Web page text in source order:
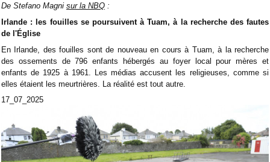
De Stefano Magni sur la NBQ :
Irlande : les fouilles se poursuivent à Tuam, à la recherche des fautes
de l'Église
En Irlande, des fouilles sont de nouveau en cours à Tuam, à la recherche
des ossements de 796 enfants hébergés au foyer local pour mères et
enfants de 1925 à 1961. Les médias accusent les religieuses, comme si
elles étaient les meurtrières. La réalité est tout autre.
17_07_2025